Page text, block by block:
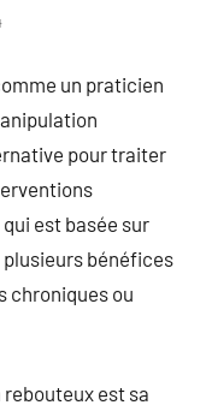
un praticien
pour traiter
est basée sur
bénéfices
chroniques ou
rebouteux est sa